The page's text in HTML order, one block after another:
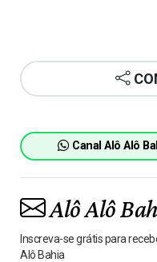
Canal Alô Alô
Alô Alô
Inscreva-se grátis para
Alô Bahia